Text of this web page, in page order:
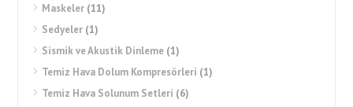
Maskeler (11)
Sedyeler (1)
Sismik ve Akustik Dinleme (1)
Temiz Hava Dolum Kompresörleri (1)
Temiz Hava Solunum Setleri (6)